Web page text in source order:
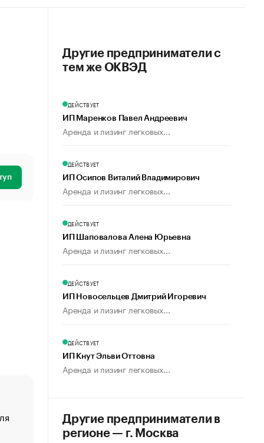
«От спорта тело стареет иначе». Как живет глава
создавшей GTA
Другие предприниматели с
тем же ОКВЭД
ДЕЙСТВУЕТ
ИП Маренков Павел Андреевич
Аренда и лизинг легковых...
ДЕЙСТВУЕТ
ИП Осипов Виталий Владимирович
Аренда и лизинг легковых...
ДЕЙСТВУЕТ
ИП Шаповалова Алена Юрьевна
Аренда и лизинг легковых...
ДЕЙСТВУЕТ
ИП Новосельцев Дмитрий Игоревич
Аренда и лизинг легковых...
ДЕЙСТВУЕТ
ИП Кнут Эльви Оттовна
Аренда и лизинг легковых...
Другие предприниматели в
регионе — г. Москва